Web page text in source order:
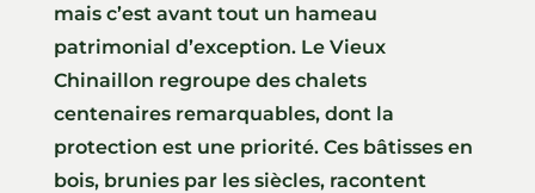
mais c’est avant tout un hameau
patrimonial d’exception. Le Vieux
Chinaillon regroupe des chalets
centenaires remarquables, dont la
protection est une priorité. Ces bâtisses en
bois, brunies par les siècles, racontent